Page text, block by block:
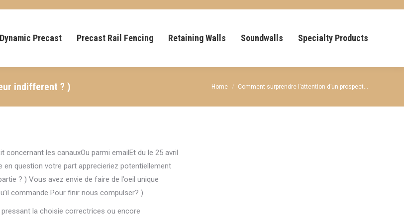
Dynamic Precast Precast Rail Fencing Retaining Walls Soundwalls Specialty Products
indifferent ? ) You are here:
Home Comment surprendre l’attention d’un prospect…
concernant les canauxOu parmi emailEt du le 25 avril
question votre part apprecieriez potentiellement
? ) Vous avez envie de faire de l’oeil unique
commande Pour finir nous compulser? )
la choisie correctrices ou encore